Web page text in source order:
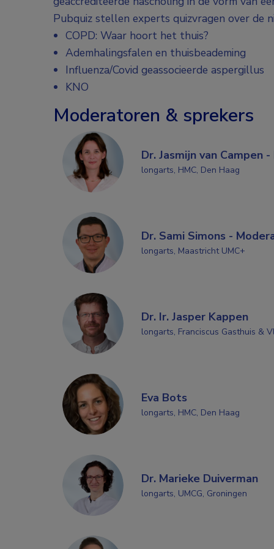
Pubquiz stellen experts quizvragen over de
COPD: Waar hoort het thuis?
Ademhalingsfalen en thuisbeademing
Influenza/Covid geassocieerde aspergillus
KNO
Moderatoren & sprekers
Dr. Jasmijn van Campen
longarts, HMC, Den Haag
Dr. Sami Simons -
longarts, Maastricht UMC+
Dr. Ir. Jasper Kappen
longarts, Franciscus Gasthuis &
Eva Bots
longarts, HMC, Den Haag
Dr. Marieke Duiverman
longarts, UMCG, Groningen